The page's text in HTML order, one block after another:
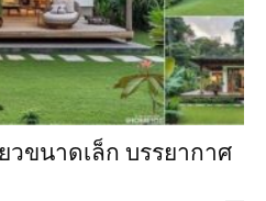
วขนาดเล็ก บรรยากาศ